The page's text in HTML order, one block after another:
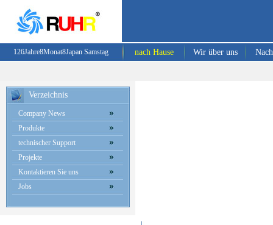
126Jahre8Monat8Japan Samstag nach Hause Wir über uns
Verzeichnis
Company News
Produkte
technischer Support
Projekte
Kontaktieren Sie uns
Jobs